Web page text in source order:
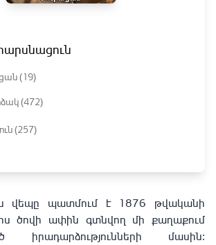
(19)
(472)
(257)
վեպը պատմում է 1876 թվականի
ծովի ափին գտնվող մի քաղաքում
մասին։